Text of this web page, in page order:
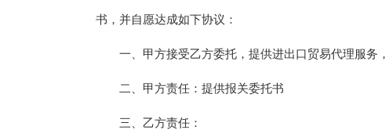
书，并自愿达成如下协议：
一、甲方接受乙方委托，提供进出口贸易代理服务，
二、甲方责任：提供报关委托书
三、乙方责任：